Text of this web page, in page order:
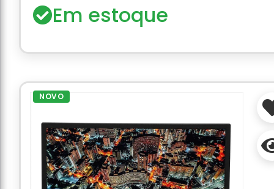
Em estoque
NOVO